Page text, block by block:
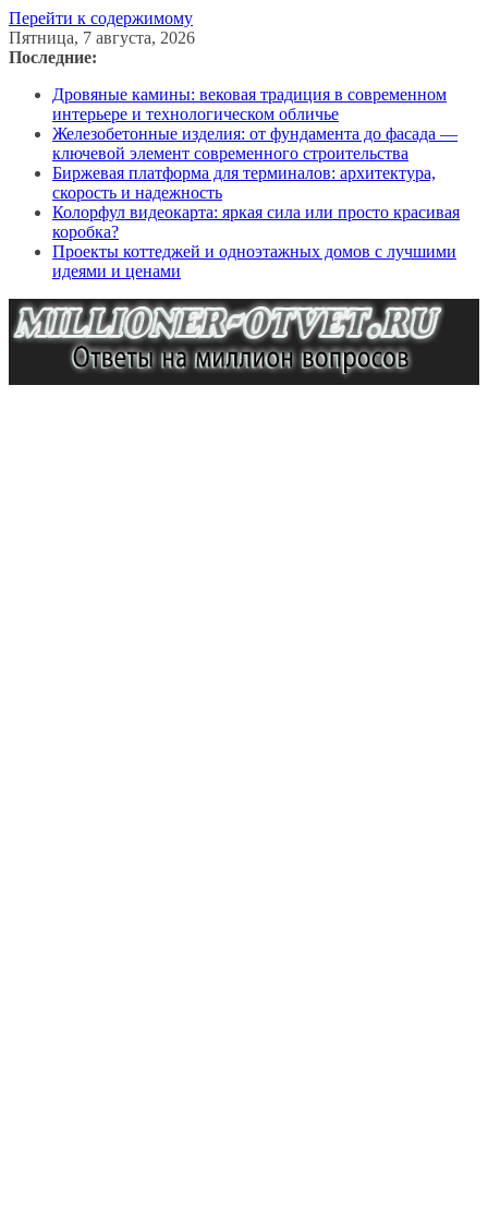
Перейти к содержимому
Пятница, 7 августа, 2026
Последние:
Дровяные камины: вековая традиция в современном
интерьере и технологическом обличье
Железобетонные изделия: от фундамента до фасада —
ключевой элемент современного строительства
Биржевая платформа для терминалов: архитектура,
скорость и надежность
Колорфул видеокарта: яркая сила или просто красивая
коробка?
Проекты коттеджей и одноэтажных домов с лучшими
идеями и ценами